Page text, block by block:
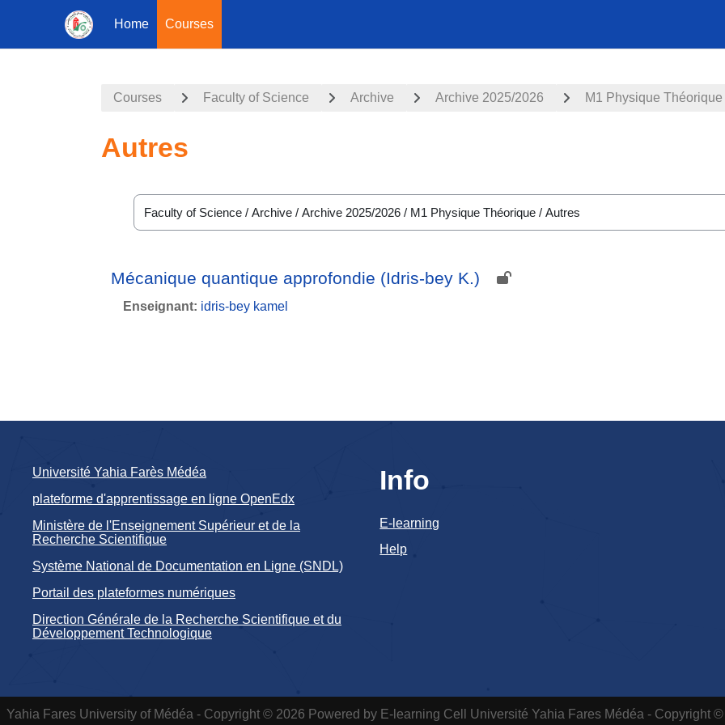
Home Courses
Courses Faculty of Science Archive Archive 2025/2026 M1 Physique Théorique
Autres
Course categories
Mécanique quantique approfondie (Idris-bey K.)
Enseignant: idris-bey kamel
Université Yahia Farès Médéa
plateforme d'apprentissage en ligne OpenEdx
Ministère de l'Enseignement Supérieur et de la
Recherche Scientifique
Système National de Documentation en Ligne (SNDL)
Portail des plateformes numériques
Direction Générale de la Recherche Scientifique et du
Développement Technologique
Info
E-learning
Help
Yahia Fares University of Médéa - Copyright © 2026 Powered by E-learning Cell Université Yahia Fares Médéa - Copyright